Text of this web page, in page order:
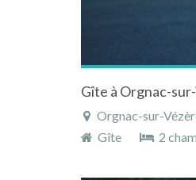
Gîte à Orgnac-
Orgnac-sur-
Gîte
2